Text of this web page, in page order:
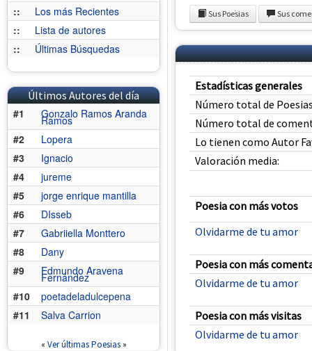
::
Los más Recientes
::
Lista de autores
::
Últimas Búsquedas
Últimos Autores del día
#1
Gonzalo Ramos Aranda
Ramos
#2
Lopera
#3
Ignacio
#4
jureme
#5
jorge enrique mantilla
#6
DIsseb
#7
Gabriiella Monttero
#8
Dany
#9
Edmundo Aravena
Fernández
#10
poetadeladulcepena
#11
Salva Carrion
« Ver últimas Poesias»
Sus Poesias Sus
Estadísticas generales
Número total de
Número total de
Lo tienen como Autor
Valoración media:
Poesia con más votos
Olvidarme de tu amor
Poesia con más
Olvidarme de tu amor
Poesia con más visitas
Olvidarme de tu amor